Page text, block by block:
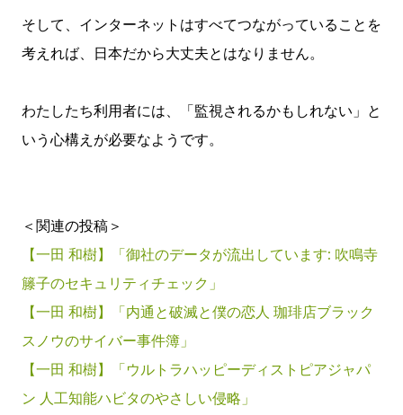
そして、インターネットはすべてつながっていることを
考えれば、日本だから大丈夫とはなりません。
わたしたち利用者には、「監視されるかもしれない」と
いう心構えが必要なようです。
＜関連の投稿＞
【一田 和樹】「御社のデータが流出しています: 吹鳴寺
籐子のセキュリティチェック」
【一田 和樹】「内通と破滅と僕の恋人 珈琲店ブラック
スノウのサイバー事件簿」
【一田 和樹】「ウルトラハッピーディストピアジャパ
ン 人工知能ハビタのやさしい侵略」